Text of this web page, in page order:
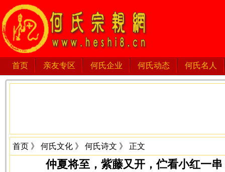
首页 亲友专区 何氏企业 何氏动态 何氏名人
首页 》 何氏文化 》 何氏诗文 》 正文
仲夏将至，紫藤又开，伫看小红一